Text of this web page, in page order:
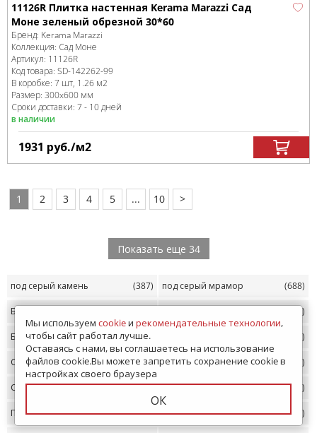
11126R Плитка настенная Kerama Marazzi Сад
Моне зеленый обрезной 30*60
Бренд: Kerama Marazzi
Коллекция: Сад Моне
Артикул: 11126R
Код товара: SD-142262-99
В коробке: 7 шт, 1.26 м2
Размер: 300x600 мм
Сроки доставки: 7 - 10 дней
в наличии
1931 руб./м2
1 2 3 4 5 ... 10 >
Показать еще 34
под серый камень (387) под серый мрамор (688)
Белая с золотом (1856)
Бело-серая (905) (198)
Серо-розовая (413) Серо-голубая (425)
Серо-бежевая (1002) Серая с цветами (149)
Под серое дерево (136) Матовая
(706)
Мы используем cookieи рекомендательные технологии,
чтобы сайт работал лучше.
Оставаясь с нами, вы соглашаетесь на использование
файлов cookie.Вы можете запретить сохранение cookie в
настройках своего браузера
ОК